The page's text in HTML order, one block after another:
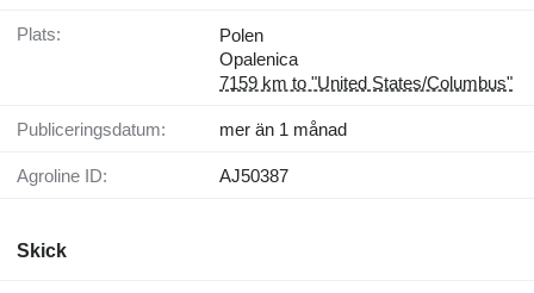
Plats:
Polen
Opalenica
7159 km to "United States/Columbus"
Publiceringsdatum: mer än 1 månad
Agroline ID: AJ50387
Skick